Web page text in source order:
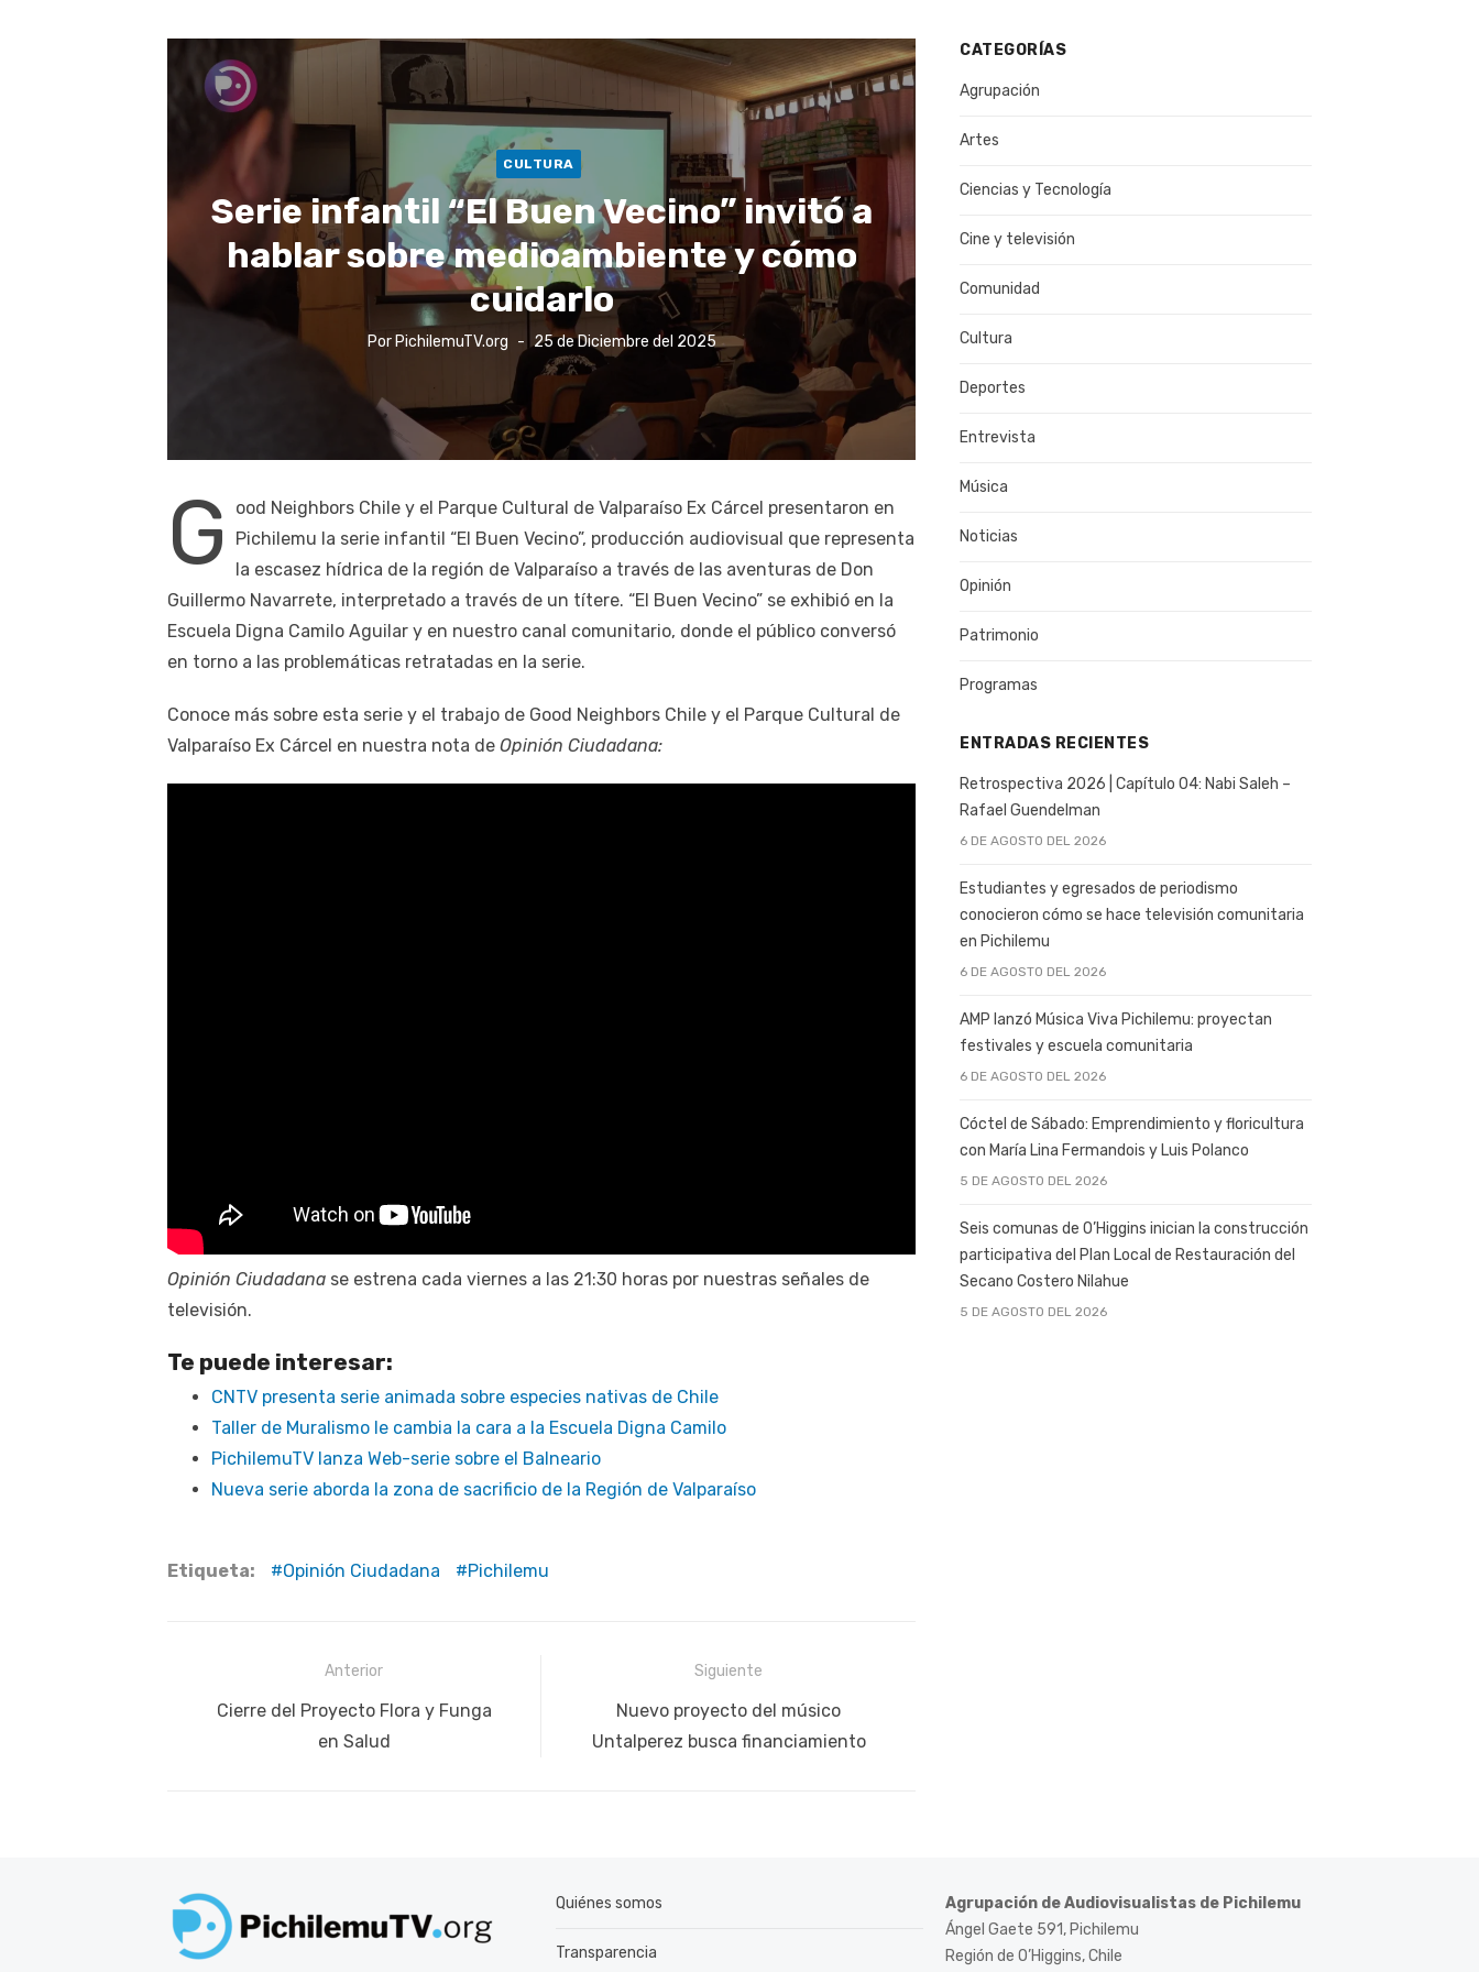
CULTURA
Serie infantil “El Buen Vecino” invitó a
hablar sobre medioambiente y cómo
cuidarlo
Por PichilemuTV.org
Publicado
25 de Diciembre del 2025
G
ood Neighbors Chile y el Parque Cultural de Valparaíso Ex Cárcel presentaron en
Pichilemu la serie infantil “El Buen Vecino”, producción audiovisual que representa
la escasez hídrica de la región de Valparaíso a través de las aventuras de Don
Guillermo Navarrete, interpretado a través de un títere. “El Buen Vecino” se exhibió en la
Escuela Digna Camilo Aguilar y en nuestro canal comunitario, donde el público conversó
en torno a las problemáticas retratadas en la serie.
Conoce más sobre esta serie y el trabajo de Good Neighbors Chile y el Parque Cultural de
Valparaíso Ex Cárcel en nuestra nota de Opinión Ciudadana:
Opinión Ciudadana se estrena cada viernes a las 21:30 horas por nuestras señales de
televisión.
Te puede interesar:
CNTV presenta serie animada sobre especies nativas de Chile
Taller de Muralismo le cambia la cara a la Escuela Digna Camilo
PichilemuTV lanza Web-serie sobre el Balneario
Nueva serie aborda la zona de sacrificio de la Región de Valparaíso
Etiqueta: Opinión Ciudadana Pichilemu
NavegaciónAnterior
Publicación
Cierre del Proyecto Flora y Funga
en Salud
Siguiente
Siguiente
publicación:
Nuevo proyecto del músico
Untalperez busca financiamiento
CATEGORÍAS
Agrupación
Artes
Ciencias y Tecnología
Cine y televisión
Comunidad
Cultura
Deportes
Entrevista
Música
Noticias
Opinión
Patrimonio
Programas
ENTRADAS RECIENTES
Retrospectiva 2026 | Capítulo 04: Nabi Saleh –
Rafael Guendelman
6 DE AGOSTO DEL 2026
Estudiantes y egresados de periodismo
conocieron cómo se hace televisión comunitaria
en Pichilemu
6 DE AGOSTO DEL 2026
AMP lanzó Música Viva Pichilemu: proyectan
festivales y escuela comunitaria
6 DE AGOSTO DEL 2026
Cóctel de Sábado: Emprendimiento y floricultura
con María Lina Fermandois y Luis Polanco
5 DE AGOSTO DEL 2026
Seis comunas de O’Higgins inician la construcción
participativa del Plan Local de Restauración del
Secano Costero Nilahue
5 DE AGOSTO DEL 2026
Quiénes somos
Transparencia
Agrupación de Audiovisualistas de Pichilemu
Ángel Gaete 591, Pichilemu
Región de O’Higgins, Chile